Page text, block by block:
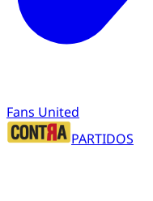
Fans United
PARTIDOS